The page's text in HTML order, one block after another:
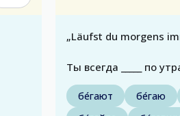
„Läufst du morgens
Ты всегда _____ по
бе́гают бе́гаю